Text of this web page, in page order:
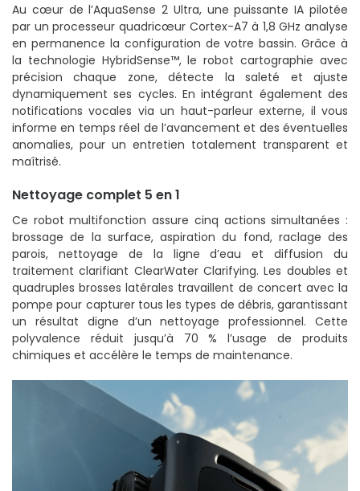
Au cœur de l’AquaSense 2 Ultra, une puissante IA pilotée
par un processeur quadricœur Cortex-A7 à 1,8 GHz analyse
en permanence la configuration de votre bassin. Grâce à
la technologie HybridSense™, le robot cartographie avec
précision chaque zone, détecte la saleté et ajuste
dynamiquement ses cycles. En intégrant également des
notifications vocales via un haut-parleur externe, il vous
informe en temps réel de l’avancement et des éventuelles
anomalies, pour un entretien totalement transparent et
maîtrisé.
Nettoyage complet 5 en 1
Ce robot multifonction assure cinq actions simultanées :
brossage de la surface, aspiration du fond, raclage des
parois, nettoyage de la ligne d’eau et diffusion du
traitement clarifiant ClearWater Clarifying. Les doubles et
quadruples brosses latérales travaillent de concert avec la
pompe pour capturer tous les types de débris, garantissant
un résultat digne d’un nettoyage professionnel. Cette
polyvalence réduit jusqu’à 70 % l’usage de produits
chimiques et accélère le temps de maintenance.